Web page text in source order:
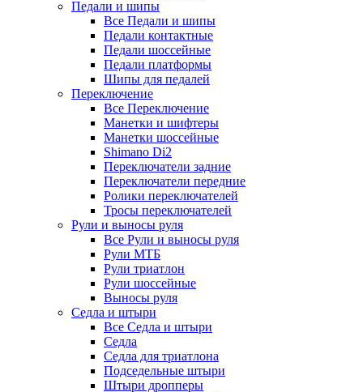
Педали и шипы
Все Педали и шипы
Педали контактные
Педали шоссейные
Педали платформы
Шипы для педалей
Переключение
Все Переключение
Манетки и шифтеры
Манетки шоссейные
Shimano Di2
Переключатели задние
Переключатели передние
Ролики переключателей
Тросы переключателей
Рули и выносы руля
Все Рули и выносы руля
Рули МТБ
Рули триатлон
Рули шоссейные
Выносы руля
Седла и штыри
Все Седла и штыри
Седла
Седла для триатлона
Подседельные штыри
Штыри дропперы